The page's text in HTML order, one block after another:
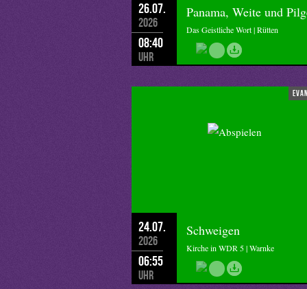
26.07.
2026
08:40
Uhr
Panama, Weite und
Das Geistliche Wort | Rütten
24.07.
2026
06:55
Uhr
Schweigen
Kirche in WDR 5 | Warnke